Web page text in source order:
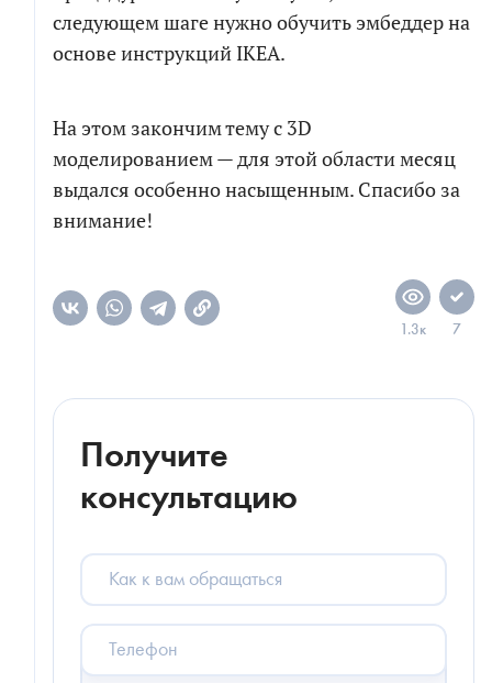
следующем шаге нужно обучить эмбеддер на
основе инструкций IKEA.
На этом закончим тему с 3D
моделированием — для этой области месяц
выдался особенно насыщенным. Спасибо за
внимание!
1.3к 7
Получите
консультацию
Как
вам
обращаться
Телефон